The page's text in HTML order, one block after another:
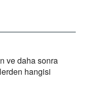
ve daha sonra
hangisi